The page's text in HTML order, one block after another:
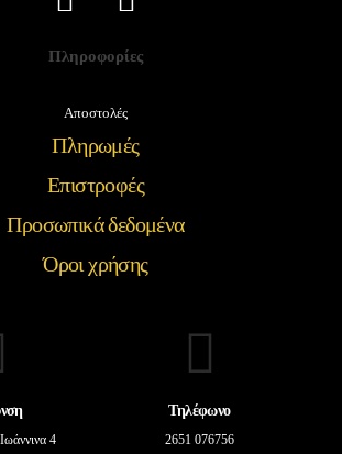
Πληροφορίες
Αποστολές
Πληρωμές
Επιστροφές
Προσωπικά δεδομένα
Όροι χρήσης
4
Τηλέφωνο
2651 076756